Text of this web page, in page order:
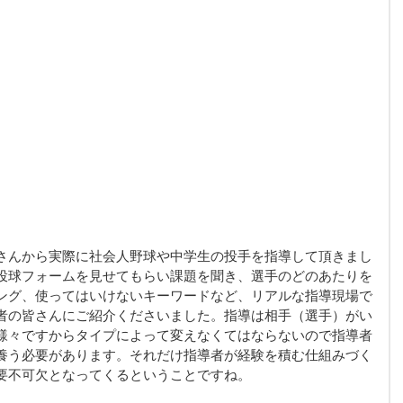
んから実際に社会人野球や中学生の投手を指導して頂きまし
球フォームを見せてもらい課題を聞き、選手のどのあたりを
グ、使ってはいけないキーワードなど、リアルな指導現場で
の皆さんにご紹介くださいました。指導は相手（選手）がい
々ですからタイプによって変えなくてはならないので指導者
必要があります。それだけ指導者が経験を積む仕組みづく
可欠となってくるということですね。